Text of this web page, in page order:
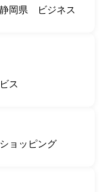
静岡県 ビジネス
ス
ショッピング